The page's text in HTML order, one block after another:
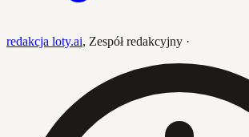
redakcja loty.ai, Zespół redakcyjny ·